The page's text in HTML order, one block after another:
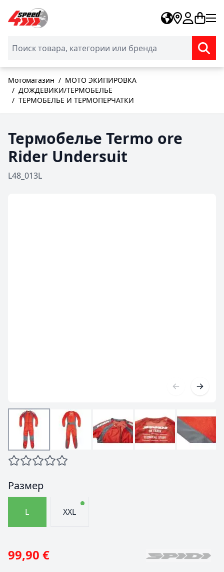
Skip to Content
Мотомагазин / МОТО ЭКИПИРОВКА
/ ДОЖДЕВИКИ/ТЕРМОБЕЛЬЕ
/ ТЕРМОБЕЛЬЕ И ТЕРМОПЕРЧАТКИ
Термобелье Termo ore
Rider Undersuit
L48_013L
Размер
L XXL
99,90 €